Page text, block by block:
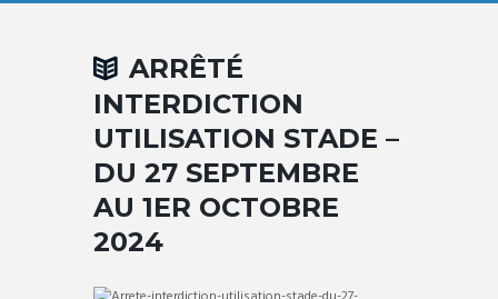
ARRÊTÉ
INTERDICTION
UTILISATION STADE –
DU 27 SEPTEMBRE
AU 1ER OCTOBRE
2024